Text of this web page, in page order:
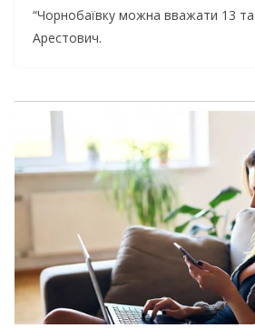
“Чорнобаївку можна вважати 13 та
Арестович.